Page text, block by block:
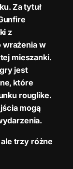
Za tytuł
z
wrażenia w
mieszanki.
jest
które
rouglike.
mogą
trzy różne